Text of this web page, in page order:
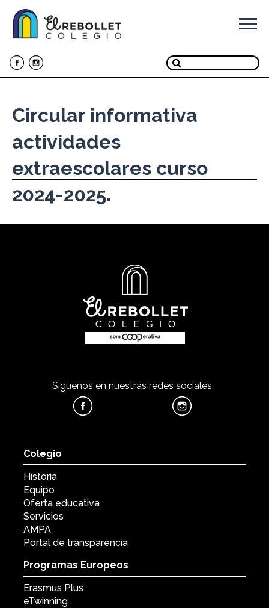
Circular informativa
actividades
extraescolares curso
2024-2025.
Síguenos en nuestras redes sociales
Colegio
Historia
Equipo
Oferta educativa
Servicios
AMPA
Portal de transparencia
Programas Europeos
Erasmus Plus
eTwinning